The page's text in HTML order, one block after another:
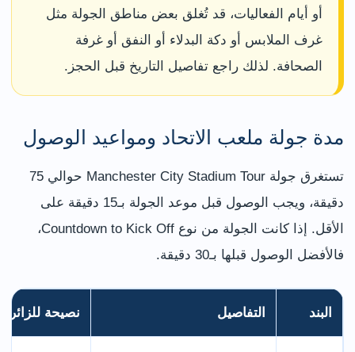
أو أيام الفعاليات، قد تُغلق بعض مناطق الجولة مثل
غرف الملابس أو دكة البدلاء أو النفق أو غرفة
الصحافة. لذلك راجع تفاصيل التاريخ قبل الحجز.
مدة جولة ملعب الاتحاد ومواعيد الوصول
تستغرق جولة Manchester City Stadium Tour حوالي 75
دقيقة، ويجب الوصول قبل موعد الجولة بـ15 دقيقة على
الأقل. إذا كانت الجولة من نوع Countdown to Kick Off،
فالأفضل الوصول قبلها بـ30 دقيقة.
البند التفاصيل نصيحة للزائر